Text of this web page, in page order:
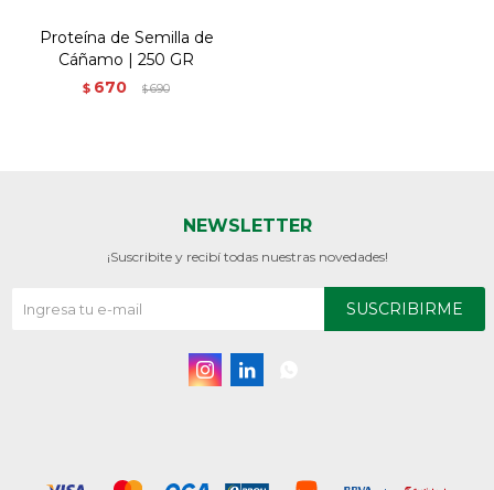
Proteína de Semilla de
Cáñamo | 250 GR
$ 670 $690
NEWSLETTER
¡Suscribite y recibí todas nuestras novedades!
SUSCRIBIRME
 